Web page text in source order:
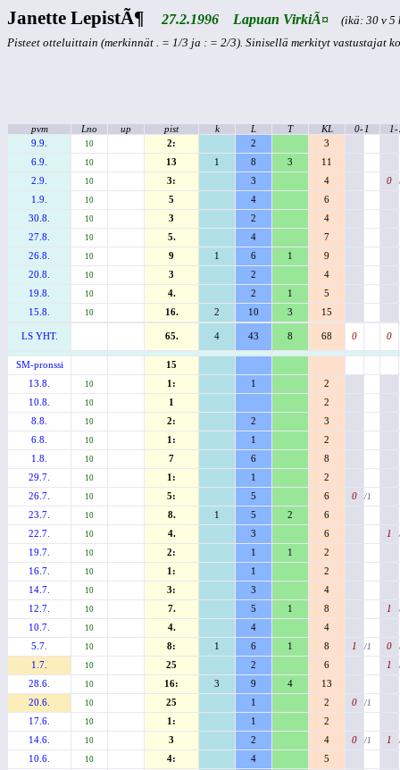
Janette LepistÃ¶27.2.1996 Lapuan VirkiÃ¤
(ikä: 30 v 5
Pisteet otteluittain (merkinnät . = 1/3 ja : = 2/3). Sinisellä merkityt vastustajat
pvm Lno up pist k L T KL 0-1 1-
9.9.
10 2: 2
3
6.9.
10 13 1 8 3
11
2.9.
10 3: 3 4 0
1.9. 10 5 4
6
30.8.
10 3 2
4
27.8.
10 5. 4
7
26.8.
10 9 1 6 1
9
20.8.
10 3 2
4
19.8.
10 4. 2 1
5
15.8.
10 16. 2 10 3 15
LS YHT. 65. 4 43 8 68 0 0
SM-pronssi
15
13.8.
10 1: 1
2
10.8.
10 1
2
8.8.
10 2: 2
3
6.8.
10 1: 1
2
1.8.
10 7 6
8
29.7.
10 1: 1
2
26.7.
10 5: 5 6 0 /1
23.7. 10 8. 1 5 2
6
22.7.
10 4. 3 6 1
19.7. 10 2: 1 1
2
16.7.
10 1: 1
2
14.7.
10 3: 3
4
12.7.
10 7. 5 1 8 1
10.7. 10 4. 4
4
5.7.
10 8: 1 6 1 8 1 /1 0
1.7. 10 25 2 6 1
28.6. 10 16: 3 9 4
13
20.6.
10 25 1 2 0 /1
17.6. 10 1: 1
2
14.6.
10 3 2 4 0 /1 1
10.6. 10 4: 4
5